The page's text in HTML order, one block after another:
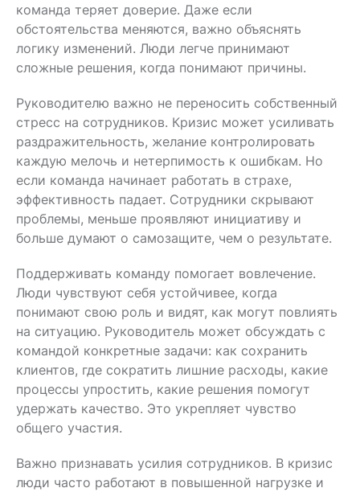
команда теряет доверие. Даже если
обстоятельства меняются, важно объяснять
логику изменений. Люди легче принимают
сложные решения, когда понимают причины.
Руководителю важно не переносить собственный
стресс на сотрудников. Кризис может усиливать
раздражительность, желание контролировать
каждую мелочь и нетерпимость к ошибкам. Но
если команда начинает работать в страхе,
эффективность падает. Сотрудники скрывают
проблемы, меньше проявляют инициативу и
больше думают о самозащите, чем о результате.
Поддерживать команду помогает вовлечение.
Люди чувствуют себя устойчивее, когда
понимают свою роль и видят, как могут повлиять
на ситуацию. Руководитель может обсуждать с
командой конкретные задачи: как сохранить
клиентов, где сократить лишние расходы, какие
процессы упростить, какие решения помогут
удержать качество. Это укрепляет чувство
общего участия.
Важно признавать усилия сотрудников. В кризис
люди часто работают в повышенной нагрузке и